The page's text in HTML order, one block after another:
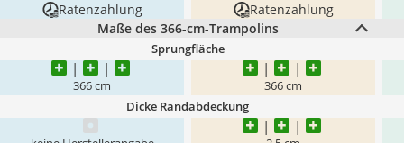
Ratenzahlung
Ratenzahlung
Maße des 366-cm-Trampolins
Sprungfläche
366 cm 366 cm
Dicke Randabdeckung